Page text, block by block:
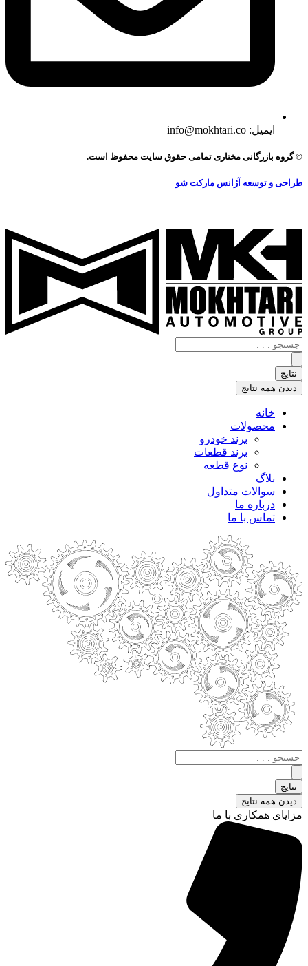
ایمیل: info@mokhtari.co
© گروه بازرگانی مختاری تمامی حقوق سایت محفوظ است.
طراحی و توسعه آژانس مارکت شو
جستجو
.
.
.
نتایج
دیدن همه نتایج
خانه
محصولات
برند خودرو
برند قطعات
نوع قطعه
بلاگ
سوالات متداول
درباره ما
تماس با ما
جستجو
.
.
.
نتایج
دیدن همه نتایج
مزایای همکاری با ما